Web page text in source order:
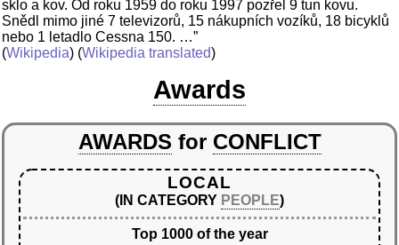
sklo a kov. Od roku 1959 do roku 1997 pozřel 9 tun kovu.
Snědl mimo jiné 7 televizorů, 15 nákupních vozíků, 18 bicyklů
nebo 1 letadlo Cessna 150. …”
(Wikipedia) (Wikipedia translated)
Awards
AWARDS for CONFLICT
LOCAL
(IN CATEGORY PEOPLE)
Top 1000 of the year